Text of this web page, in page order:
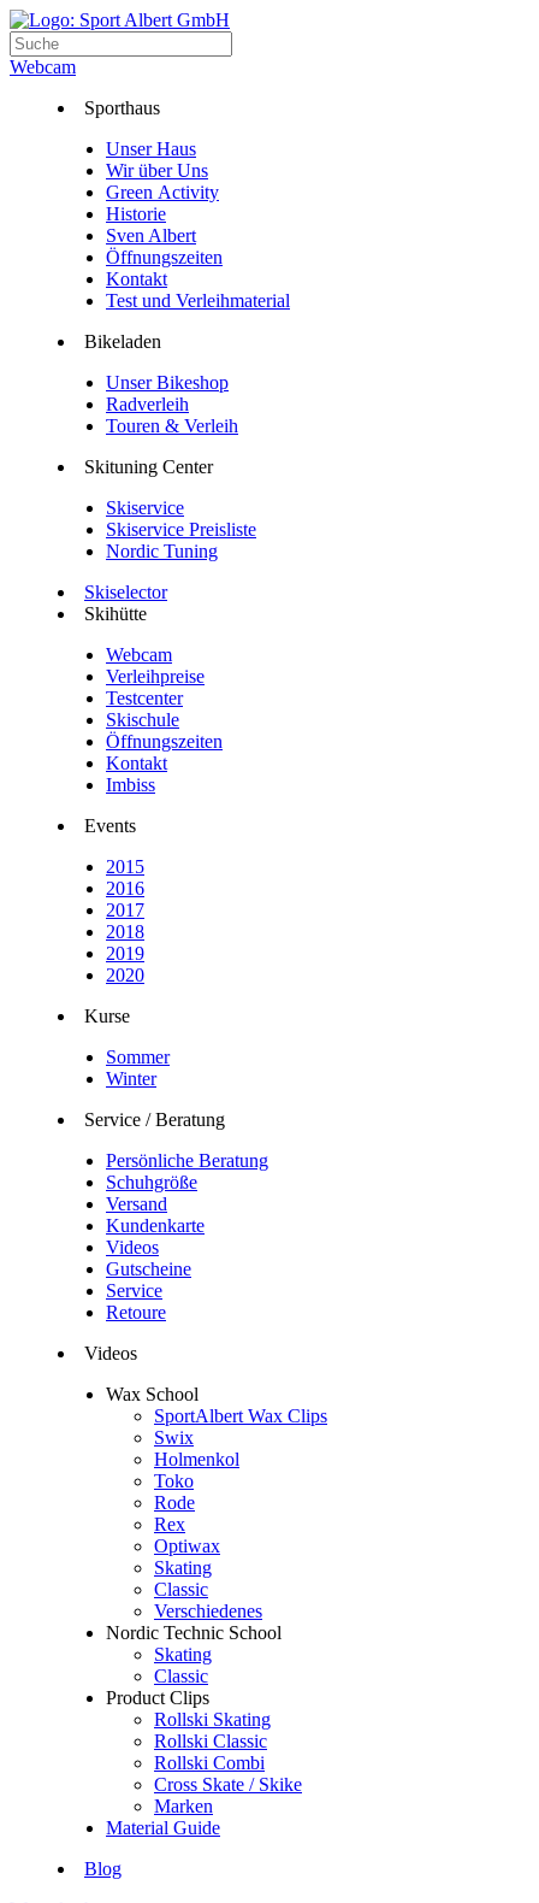
Webcam
Sporthaus
Unser Haus
Wir über Uns
Green Activity
Historie
Sven Albert
Öffnungszeiten
Kontakt
Test und Verleihmaterial
Bikeladen
Unser Bikeshop
Radverleih
Touren & Verleih
Skituning Center
Skiservice
Skiservice Preisliste
Nordic Tuning
Skiselector
Skihütte
Webcam
Verleihpreise
Testcenter
Skischule
Öffnungszeiten
Kontakt
Imbiss
Events
2015
2016
2017
2018
2019
2020
Kurse
Sommer
Winter
Service / Beratung
Persönliche Beratung
Schuhgröße
Versand
Kundenkarte
Videos
Gutscheine
Service
Retoure
Videos
Wax School
SportAlbert Wax Clips
Swix
Holmenkol
Toko
Rode
Rex
Optiwax
Skating
Classic
Verschiedenes
Nordic Technic School
Skating
Classic
Product Clips
Rollski Skating
Rollski Classic
Rollski Combi
Cross Skate / Skike
Marken
Material Guide
Blog